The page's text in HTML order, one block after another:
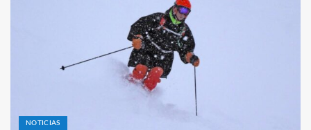
NOTICIAS